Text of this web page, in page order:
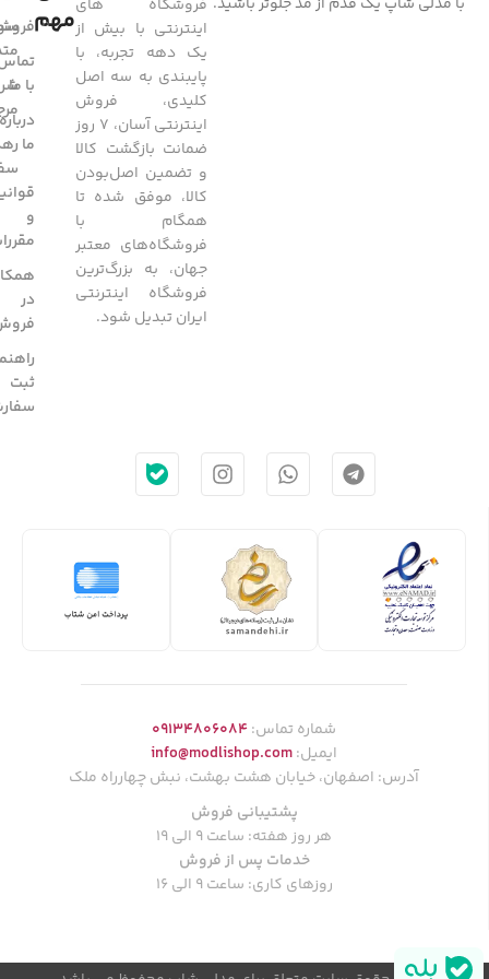
فروشگاه های
اینترنتی با بیش از
یک دهه تجربه، با
پایبندی به سه اصل
کلیدی، فروش
اینترنتی آسان، 7 روز
ضمانت بازگشت کالا
و تضمین اصل‌بودن
کالا، موفق شده تا
همگام با
فروشگاه‌های معتبر
جهان، به بزرگ‌ترین
فروشگاه اینترنتی
ایران تبدیل شود.
مهم
با ما
درباره
ما
و
در
ثبت
شماره تماس:09134806084
ایمیل:info@modlishop.com
آدرس: اصفهان، خیابان هشت بهشت، نبش چهارراه ملک
پشتیبانی فروش
هر روز هفته: ساعت 9 الی 19
خدمات پس از فروش
روزهای کاری: ساعت 9 الی 16